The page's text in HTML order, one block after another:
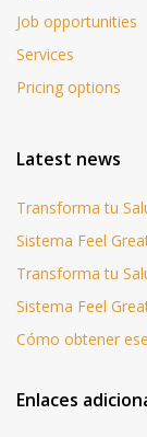
Job opportunities
Services
Pricing options
Latest news
Transforma tu
Sistema Feel
Transforma tu
Sistema Feel
Cómo obtener
Enlaces